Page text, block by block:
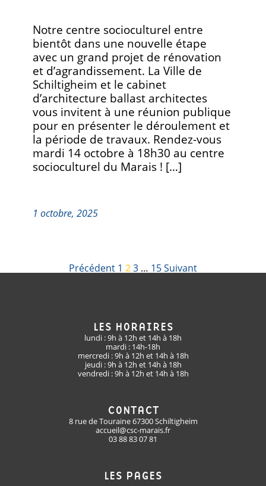
Notre centre socioculturel entre
bientôt dans une nouvelle étape
avec un grand projet de rénovation
et d’agrandissement. La Ville de
Schiltigheim et le cabinet
d’architecture ballast architectes
vous invitent à une réunion publique
pour en présenter le déroulement et
la période de travaux. Rendez-vous
mardi 14 octobre à 18h30 au centre
socioculturel du Marais ! […]
1 octobre, 2025
PAGINATION
PUBLICATIONS
Précédent 1 23 … 15Suivant
LES HORAIRES
lundi : 9h à 12h et 14h à 18h
mardi : 14h-18h
mercredi : 9h à 12h et 14h à 18h
jeudi : 9h à 12h et 14h à 18h
vendredi : 9h à 12h et 14h à 18h
CONTACT
8 rue de Touraine 67300 Schiltigheim
accueil@csc-marais.fr
03 88 83 07 81
LES PAGES